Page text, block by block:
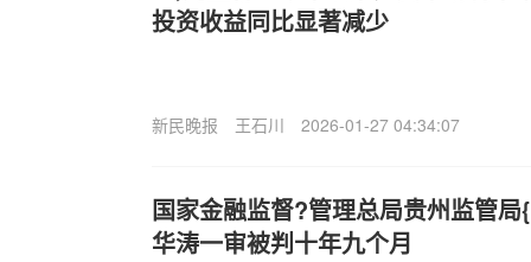
投资收益同比显著减少
新民晚报 王石川 2026-01-27 04:34:07
国家金融监督?管理总局贵州监管
华涛一审被判十年九个月